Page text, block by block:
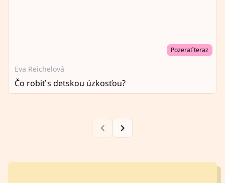
Pozerať teraz
Eva Reichelová
Čo robiť s detskou úzkosťou?